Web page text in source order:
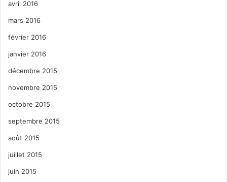
avril 2016
mars 2016
février 2016
janvier 2016
décembre 2015
novembre 2015
octobre 2015
septembre 2015
août 2015
juillet 2015
juin 2015